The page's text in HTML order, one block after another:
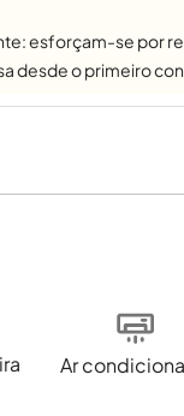
esforçam-se por
desde o primeiro
Ar